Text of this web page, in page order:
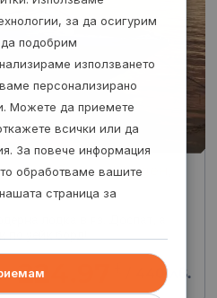
уейк борд – цял ден,
лодка в яз. Доспат, а
по уейк борд!
224.97 440 лв.
за да осигурим
подобрим
използването
персонализирано
Можете да приемете
всички или да
За повече информация
обработваме вашите
страница за